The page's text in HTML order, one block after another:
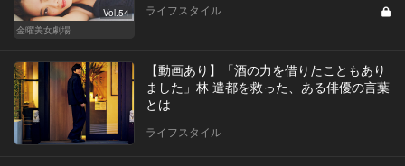
Vol.54
金曜美女劇場
ライフスタイル
【動画あり】「酒の力を借りたこともあり
ました」林 遣都を救った、ある俳優の言葉
とは
ライフスタイル